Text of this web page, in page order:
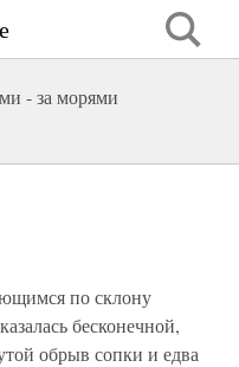
- за морями
по склону
бесконечной,
обрыв сопки и едва